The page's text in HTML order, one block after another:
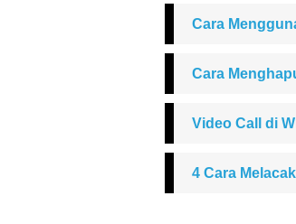
Cara
Cara
Video Call di
4 Cara